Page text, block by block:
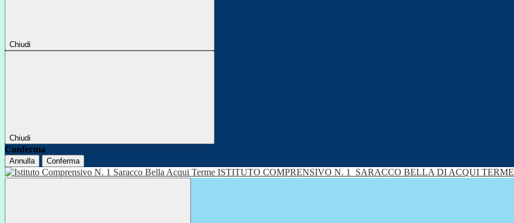
Chiudi
Chiudi
Conferma
Annulla Conferma
ISTITUTO COMPRENSIVO N. 1 SARACCO BELLA DI ACQUI TERME